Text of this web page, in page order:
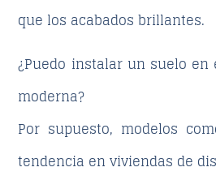
que los acabados brillantes.
¿Puedo instalar un suelo en
moderna?
Por supuesto, modelos
tendencia en viviendas de